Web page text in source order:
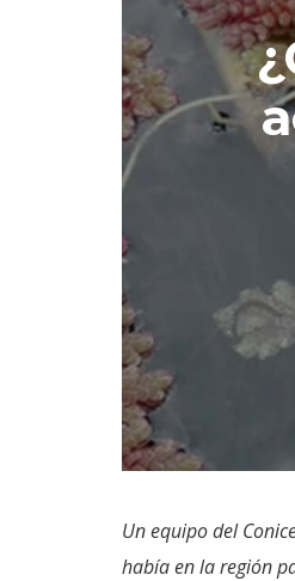
Un equipo del
había en la región